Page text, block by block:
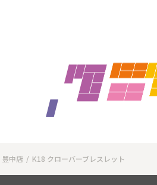
豊中店 K18 クローバーブレスレット